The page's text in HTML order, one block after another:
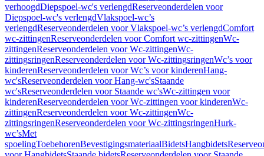
verhoogdDiepspoel-wc's verlengdReserveonderdelen voor
Diepspoel-wc's verlengdVlakspoel-wc’s
verlengdReserveonderdelen voor Vlakspoel-wc’s verlengdComfort
wc-zittingenReserveonderdelen voor Comfort wc-zittingenWc-
zittingenReserveonderdelen voor Wc-zittingenWc-
zittingsringenReserveonderdelen voor Wc-zittingsringenWc’s voor
kinderenReserveonderdelen voor Wc’s voor kinderenHang-
wc'sReserveonderdelen voor Hang-wc'sStaande
wc'sReserveonderdelen voor Staande wc'sWc-zittingen voor
kinderenReserveonderdelen voor Wc-zittingen voor kinderenWc-
zittingenReserveonderdelen voor Wc-zittingenWc-
zittingsringenReserveonderdelen voor Wc-zittingsringenHurk-
wc’sMet
spoelingToebehorenBevestigingsmateriaalBidetsHangbidets